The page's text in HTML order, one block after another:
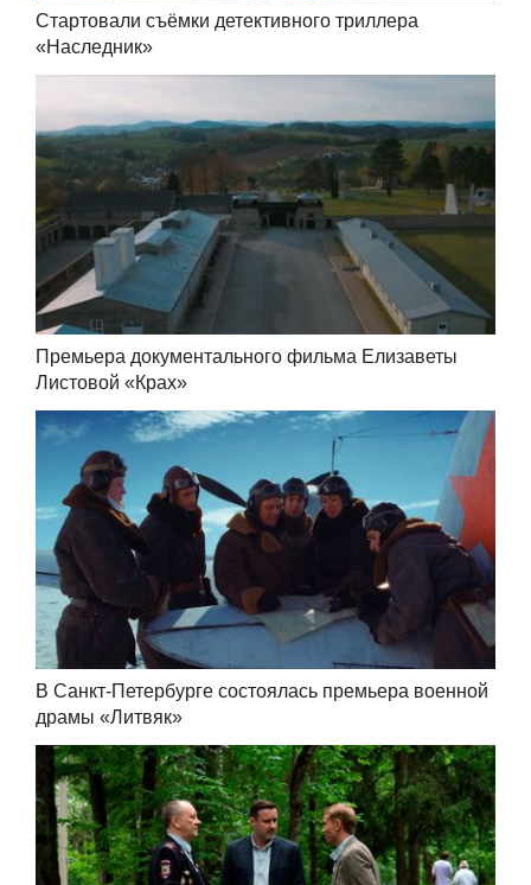
Стартовали съёмки детективного триллера
«Наследник»
Премьера документального фильма Елизаветы
Листовой «Крах»
В Санкт-Петербурге состоялась премьера военной
драмы «Литвяк»